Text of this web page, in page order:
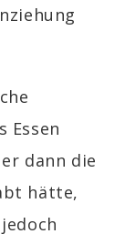
Essen
dann die
hätte,